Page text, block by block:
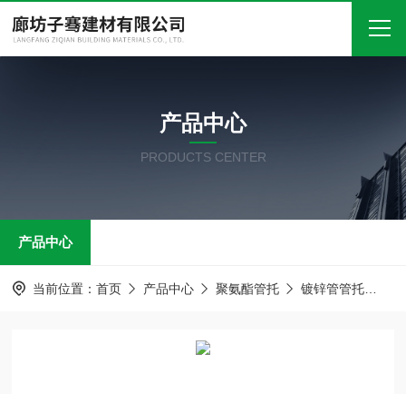
关于我们
产品中心
在线留言
产品中心
PRODUCTS CENTER
产品中心
当前位置： 首页 产品中心 聚氨酯管托 镀锌管管托